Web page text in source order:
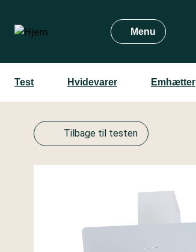
hovedindhold
Menu
Test Hvidevarer Emhætter
Tilbage til testen